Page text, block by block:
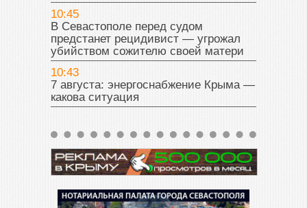
10:45
В Севастополе перед судом
предстанет рецидивист — угрожал
убийством сожителю своей матери
10:43
7 августа: энергоснабжение Крыма —
какова ситуация